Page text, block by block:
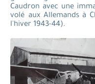
Caudron avec une
volé aux Allemands à
l'hiver 1943-44).